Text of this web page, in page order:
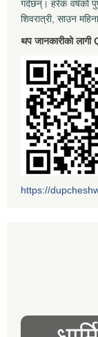
गर्दछन्। हरेक वर्षको
शिवरात्री, साउन
थप जानकारीको लागी
https://